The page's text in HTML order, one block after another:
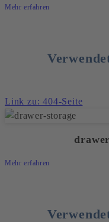
Mehr erfahren
Link zu: 404-Seite
Mehr erfahren